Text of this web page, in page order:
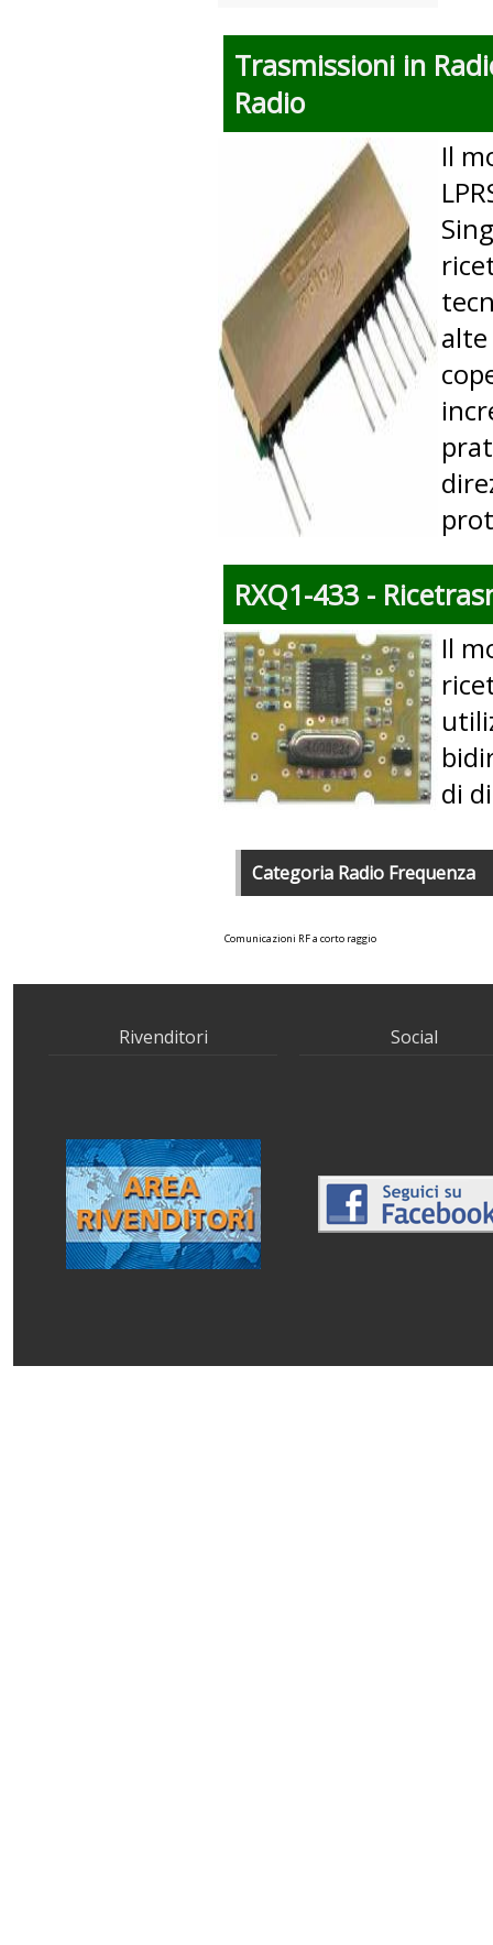
Trasmissioni in
Radio
Il
RXQ1-433 -
Il
di
Categoria Radio Frequenza
Comunicazioni RF a corto raggio
Rivenditori Social